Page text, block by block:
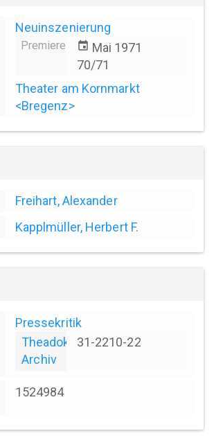
Neuinszenierung
Premiere event Mai 1971
70/71
Theater am Kornmarkt
<Bregenz>
Freihart, Alexander
Kapplmüller, Herbert F.
Pressekritik
Theadok
Archiv
31-2210-22
1524984